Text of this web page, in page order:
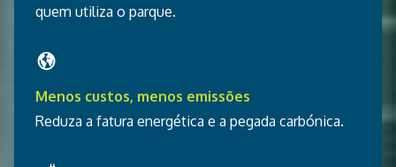
quem utiliza o parque.
Menos custos, menos emissões
Reduza a fatura energética e a pegada carbónica.